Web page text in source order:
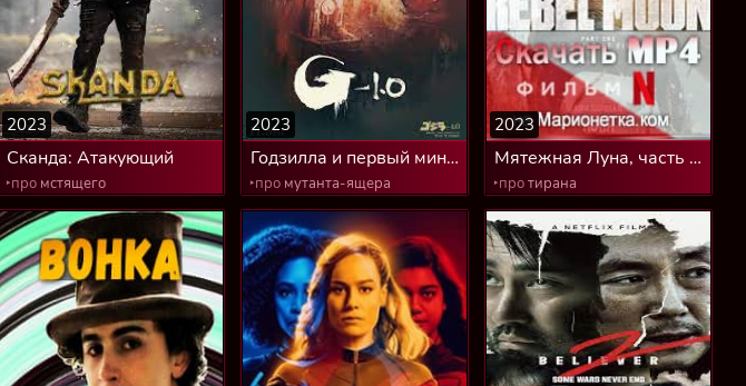
Сканда: Атакующий
2023
‣про мстящего
Годзилла и первый минус
1
2023
‣про мутанта-ящера
Мятежная Луна, часть 1-
ая
2023
‣протирана